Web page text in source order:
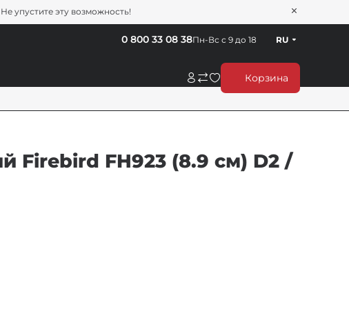
Не упустите эту возможность!
Корзина
Пн-Вс с 9 до 18
0 800 33 08 38 RU
Firebird FH923 (8.9 см) D2 /